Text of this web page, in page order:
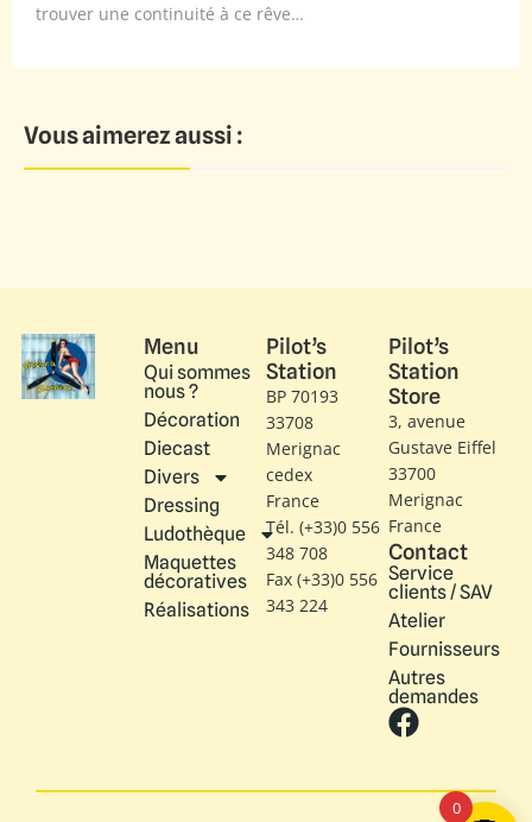
trouver une continuité à ce rêve…
Vous aimerez aussi :
Menu
Qui sommes
nous ?
Décoration
Diecast
Divers
Dressing
Ludothèque
Maquettes
décoratives
Réalisations
Pilot’s
Station
BP 70193
33708
Merignac
cedex
France
Tél. (+33)0 556
348 708
Fax (+33)0 556
343 224
Pilot’s
Station
Store
3, avenue
Gustave Eiffel​
33700
Merignac
France
Contact
Service
clients / SAV
Atelier
Fournisseurs
Autres
demandes
0